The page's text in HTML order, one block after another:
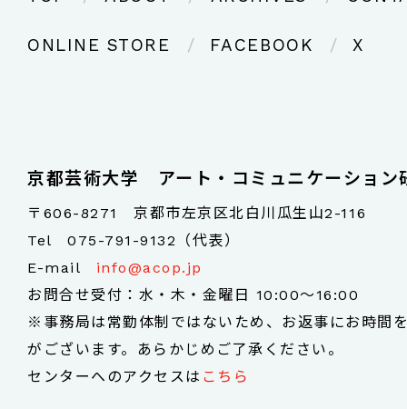
ONLINE STORE FACEBOOK X
京都芸術大学 アート・コミュニケーション
〒606-8271 京都市左京区北白川瓜生山2-116
Tel075-791-9132（代表）
E-mail info@acop.jp
お問合せ受付：水・木・金曜日 10:00～16:00
※事務局は常勤体制ではないため、お返事にお時間
がございます。あらかじめご了承ください。
センターへのアクセスは こちら